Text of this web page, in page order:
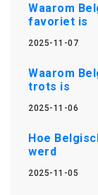
Waarom
favoriet is
2025-11-07
Waarom
trots is
2025-11-06
Hoe
werd
2025-11-05